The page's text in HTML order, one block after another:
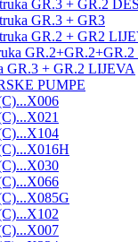
GR.3 + GR.2
GR.3 + GR3
GR.2 + GR2
GR.3 + GR.2 LIJEVA
PUMPE